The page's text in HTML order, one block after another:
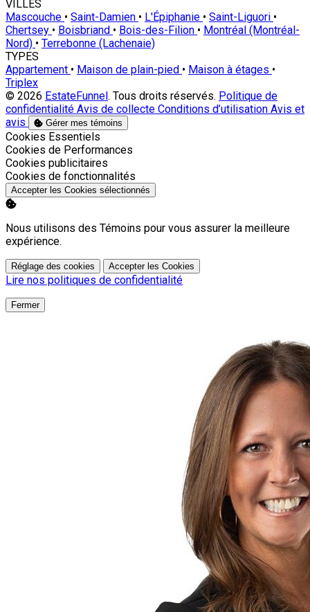
VILLES
Mascouche • Saint-Damien • L'Épiphanie • Saint-Liguori •
Chertsey • Boisbriand • Bois-des-Filion • Montréal (Montréal-
Nord) • Terrebonne (Lachenaie)
TYPES
Appartement • Maison de plain-pied • Maison à étages •
Triplex
© 2026 EstateFunnel . Tous droits réservés. Politique de
confidentialité Avis de collecte Conditions d’utilisation Avis et
avis
Gérer mes témoins
Activer
Cookies Essentiels
Activer
Cookies de Performances
Activer
Cookies publicitaires
Activer
Cookies de fonctionnalités
Accepter les Cookies sélectionnés
Nous utilisons des Témoins pour vous assurer la meilleure
expérience.
Réglage des cookies Accepter les Cookies
Lire nos politiques de confidentialité
Fermer